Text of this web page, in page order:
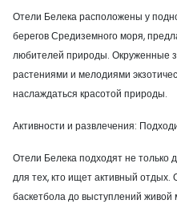
Отели Белека расположены у
берегов Средиземного моря,
любителей природы. Окруженные
растениями и мелодиями
наслаждаться красотой природы.
Активности и развлечения:
Отели Белека подходят не только
для тех, кто ищет активный отдых.
баскетбола до выступлений